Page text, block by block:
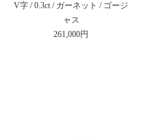
V字 / 0.3ct / ガーネット / ゴージ
ャス
261,000円